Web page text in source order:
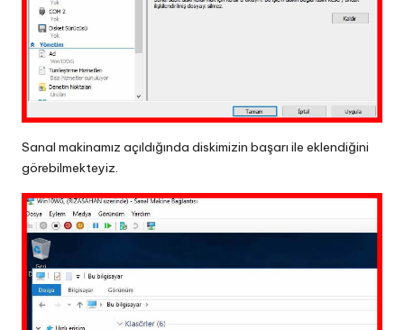
Sanal makinamız açıldığında diskimizin başarı ile eklendiğini
görebilmekteyiz.